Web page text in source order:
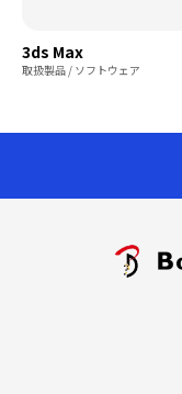
3ds Max
取扱製品 / ソフトウェア